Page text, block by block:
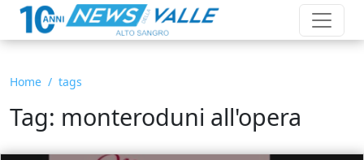
Home tags
Tag: monteroduni all'opera